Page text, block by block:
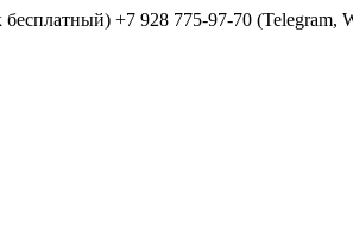
+7 928 775-97-70 (Telegram,